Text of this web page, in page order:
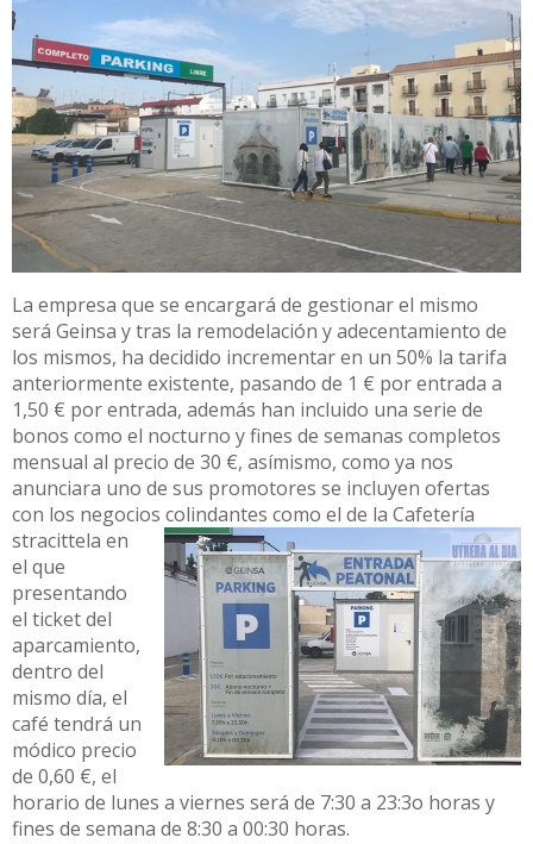
La empresa que se encargará de gestionar el mismo
será Geinsa y tras la remodelación y adecentamiento de
los mismos, ha decidido incrementar en un 50% la tarifa
anteriormente existente, pasando de 1 € por entrada a
1,50 € por entrada, además han incluido una serie de
bonos como el nocturno y fines de semanas completos
mensual al precio de 30 €, asímismo, como ya nos
anunciara uno de sus promotores se incluyen ofertas
con los negocios colindantes como el de la Cafetería
stracittela en
el que
presentando
el ticket del
aparcamiento,
dentro del
mismo día, el
café tendrá un
módico precio
de 0,60 €, el
horario de lunes a viernes será de 7:30 a 23:3o horas y
fines de semana de 8:30 a 00:30 horas.